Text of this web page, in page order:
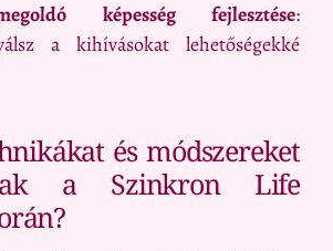
képesség fejlesztése:
a kihívásokat lehetőségekké
és módszereket
a Szinkron Life